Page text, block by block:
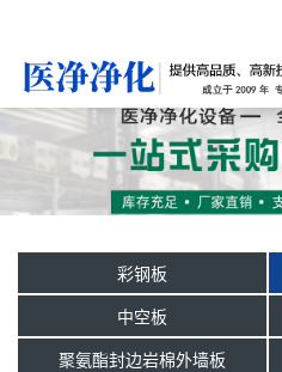
彩钢板
中空板
聚氨酯封边岩棉外墙板